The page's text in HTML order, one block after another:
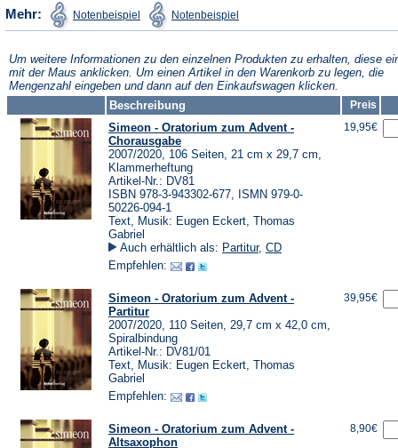
Mehr: Notenbeispiel
(Öffnet
in
einem
Tab)
Notenbeispiel in
einem
Tab)
Um weitere Informationen zu den einzelnen Produkten zu erhalten, diese
mit der Maus anklicken. Um einen Artikel in den Warenkorb zu legen, die
Mengenzahl eingeben und dann auf den Einkaufswagen klicken.
Beschreibung
Preis
Simeon - Oratorium zum Advent -
Chorausgabe
2007/2020, 106 Seiten, 21 cm x 29,7 cm,
Klammerheftung
Artikel-Nr.: DV81
ISBN 978-3-943302-677, ISMN 979-0-
50226-094-1
Text, Musik: Eugen Eckert, Thomas
Gabriel
Auch erhältlich als: Partitur, CD
Empfehlen:
19,95€
Simeon - Oratorium zum Advent -
Partitur
2007/2020, 110 Seiten, 29,7 cm x 42,0 cm,
Spiralbindung
Artikel-Nr.: DV81/01
Text, Musik: Eugen Eckert, Thomas
Gabriel
Empfehlen:
39,95€
Simeon - Oratorium zum Advent -
Altsaxophon
8,90€